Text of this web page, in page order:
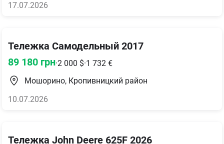
17.07.2026
Тележка Самодельный 2017
89 180 грн·2 000 $·1 732 €
Мошорино, Кропивницкий район
10.07.2026
Тележка John Deere 625F 2026